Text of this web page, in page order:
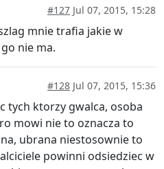
#127 Jul 07, 2015, 15:28
mnie trafia jakie w
nie ma.
#128 Jul 07, 2015, 15:36
tych ktorzy gwalca, osoba
mowi nie to oznacza to
ubrana niestosownie to
powinni odsiedziec w